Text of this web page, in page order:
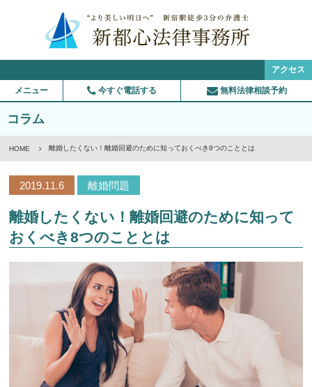
アクセス
メニュー 今すぐ電話する 無料法律相談予約
コラム
HOME 離婚したくない！離婚回避のために知っておくべき8つのこととは
2019.11.6 離婚問題
離婚したくない！離婚回避のために知って
おくべき8つのこととは